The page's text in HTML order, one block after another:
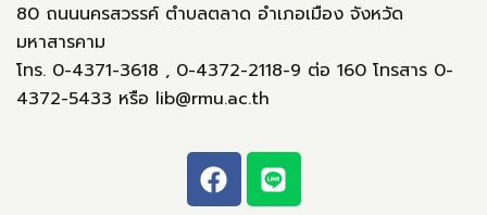
80 ถนนนครสวรรค์ ตำบลตลาด อำเภอเมือง จังหวัด
มหาสารคาม
โทร. 0-4371-3618 , 0-4372-2118-9 ต่อ 160 โทรสาร 0-
4372-5433 หรือ lib@rmu.ac.th